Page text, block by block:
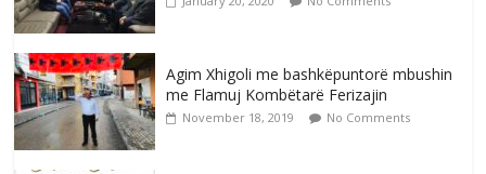
Agim Xhigoli me bashkëpuntorë mbushin
me Flamuj Kombëtarë Ferizajin
November 18, 2019 No Comments